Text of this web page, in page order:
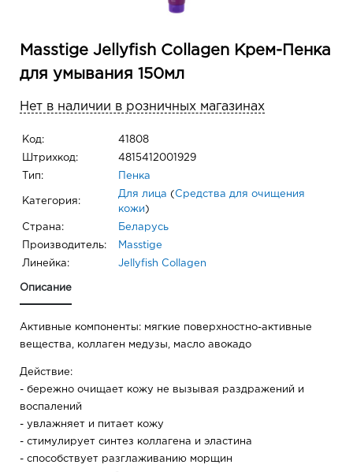
Masstige Jellyfish Collagen Крем-Пенка
для умывания 150мл
Нет в наличии в розничных магазинах
Код: 41808
Штрихкод: 4815412001929
Тип: Пенка
Категория:
Для лица ( Средства для очищения
кожи )
Страна: Беларусь
Производитель: Masstige
Линейка: Jellyfish Collagen
Описание
Активные компоненты: мягкие поверхностно-активные
вещества, коллаген медузы, масло авокадо
Действие:
- бережно очищает кожу не вызывая раздражений и
воспалений
- увлажняет и питает кожу
- стимулирует синтез коллагена и эластина
- способствует разглаживанию морщин